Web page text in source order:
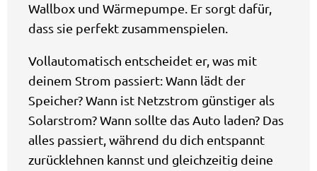
Wallbox und Wärmepumpe. Er sorgt dafür,
dass sie perfekt zusammenspielen.
Vollautomatisch entscheidet er, was mit
deinem Strom passiert: Wann lädt der
Speicher? Wann ist Netzstrom günstiger als
Solarstrom? Wann sollte das Auto laden? Das
alles passiert, während du dich entspannt
zurücklehnen kannst und gleichzeitig deine